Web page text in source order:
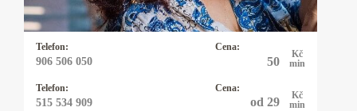
Telefon:
906 506 050
Cena:
50
Kč
min
Telefon:
515 534 909
Cena:
od 29
Kč
min
abych získala zkušenosti pomáhala lidem.
Těším se na zavolání.